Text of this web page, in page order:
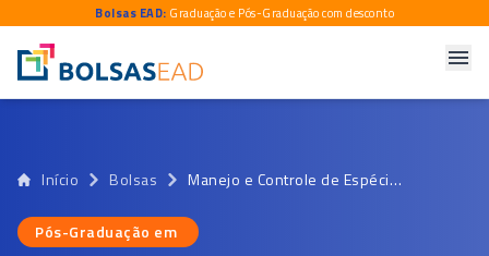
Bolsas EAD: Graduação e Pós-Graduação com desconto
Início Bolsas Manejo e Controle de Espécies Bioinvasoras
Pós-Graduação em